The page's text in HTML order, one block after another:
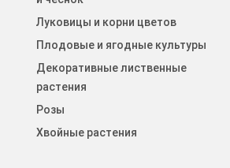
Луковицы и корни цветов
Плодовые и ягодные культуры
Декоративные лиственные
растения
Розы
Хвойные растения